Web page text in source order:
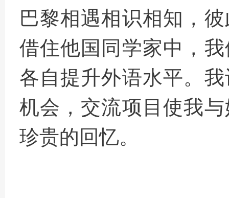
巴黎相遇相识相知，
借住他国同学家中，
各自提升外语水平。
机会，交流项目使我
珍贵的回忆。